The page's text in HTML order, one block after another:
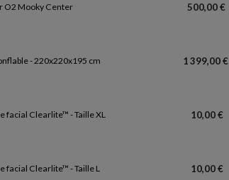
O2 Mooky Center 500,00 €
- 220x220x195 cm 1 399,00 €
facial Clearlite™ - Taille XL 10,00 €
facial Clearlite™ - Taille L 10,00 €